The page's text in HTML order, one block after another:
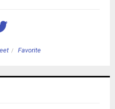
Favorite